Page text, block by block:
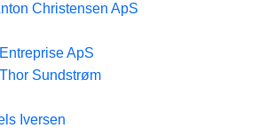
Christensen ApS
ApS
Sundstrøm
Iversen